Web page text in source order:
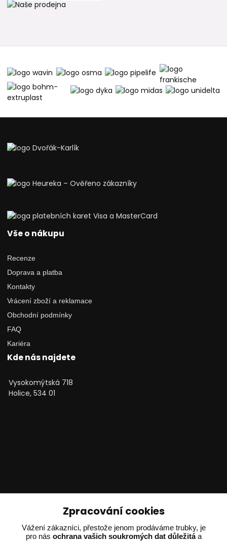
Vše o nákupu
Recenze
Doprava a platba
Kontakty
Vrácení zboží a reklamace
Obchodní podmínky
FAQ
Kariéra
Kde nás najdete
Vysokomýtská 718
Holice, 534 01
Technické poradenství
Zpracování cookies
Vážení zákazníci, přestože jenom prodáváme trubky, je
pro nás ochrana vašich soukromých dat důležitáa